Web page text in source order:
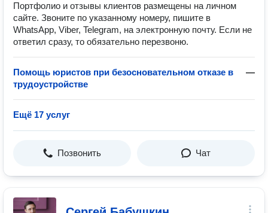
Портфолио и отзывы клиентов размещены на личном
сайте. Звоните по указанному номеру, пишите в
WhatsApp, Viber, Telegram, на электронную почту. Если не
ответил сразу, то обязательно перезвоню.
Помощь юристов при безосновательном отказе в
трудоустройстве
—
Ещё 17 услуг
Позвонить Чат